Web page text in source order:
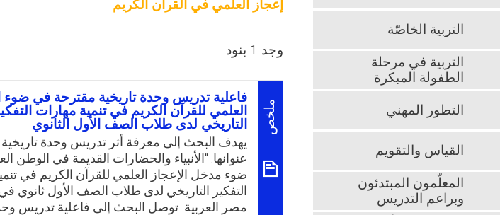
إعجاز العلمي في القرآن الكريم
وجد 1 بنود
ملخص
فاعلية تدريس وحدة تاريخية مقترحة في ضوء
العلمي للقرآن الكريم في تنمية مهارات
التاريخي لدى طلاب الصف الأول الثانوي
يهدف البحث إلى معرفة أثر تدريس وحدة
عنوانها: “الأنبياء والحضارات القديمة في الوطن
ضوء مدخل الإعجاز العلمي للقرآن الكريم في
التفكير التاريخي لدى طلاب الصف الأول ثانوي
مصر العربية. توصل البحث إلى فاعلية تدريس
التربية الخاصّة
التربية في مرحلة
الطفولة المبكرة
التطور المهني
القياس والتقويم
المعلّمون المبتدئون
وبراعم التدريس